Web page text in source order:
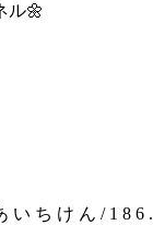
ル🌼
い ち け ん / 1 8 6